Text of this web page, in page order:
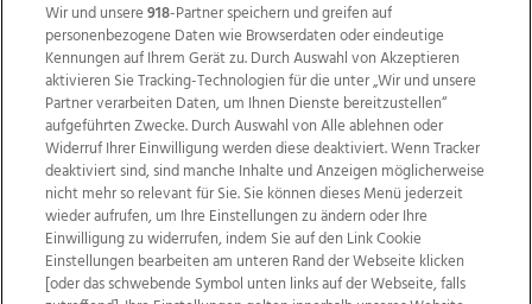
Wir über uns Mediadaten Kontakt
Jobs
Datenschutz
Impressum AGB Anzeigekunden
Wir und unsere918-Partner speichern und greifen auf
personenbezogene Daten wie Browserdaten oder eindeutige
Kennungen auf Ihrem Gerät zu. Durch Auswahl von Akzeptieren
aktivieren Sie Tracking-Technologien für die unter „Wir und unsere
Partner verarbeiten Daten, um Ihnen Dienste bereitzustellen“
aufgeführten Zwecke. Durch Auswahl von Alle ablehnen oder
Widerruf Ihrer Einwilligung werden diese deaktiviert. Wenn Tracker
deaktiviert sind, sind manche Inhalte und Anzeigen möglicherweise
nicht mehr so relevant für Sie. Sie können dieses Menü jederzeit
wieder aufrufen, um Ihre Einstellungen zu ändern oder Ihre
Einwilligung zu widerrufen, indem Sie auf den Link Cookie
Einstellungen bearbeiten am unteren Rand der Webseite klicken
[oder das schwebende Symbol unten links auf der Webseite, falls